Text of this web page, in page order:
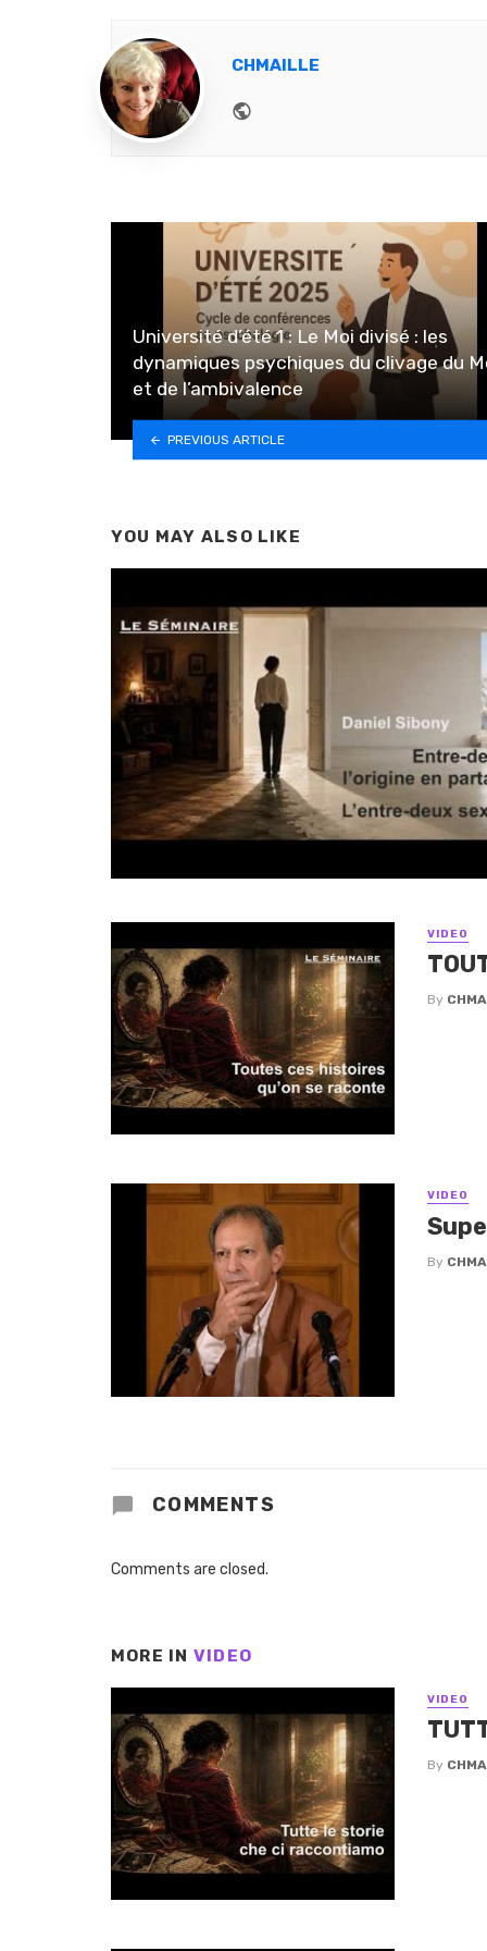
CHMAILLE
Université d’été 1 : Le Moi divisé : les
dynamiques psychiques du clivage du
et de l’ambivalence
PREVIOUS ARTICLE
YOU MAY ALSO LIKE
VIDEO
By
VIDEO
By
COMMENTS
Comments are closed.
MORE IN VIDEO
VIDEO
By